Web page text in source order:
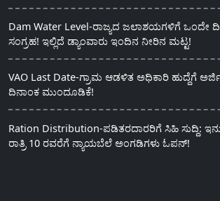
Dam Water Level-ರಾಜ್ಯದ ಜಲಾಶಯಗಳಿಗೆ ಒಂದೇ
ಸಂಗ್ರಹ! ಇಲ್ಲಿದೆ ಡ್ಯಾಂವಾರು ಇಂದಿನ ನೀರಿನ ಮಟ್ಟ!
VAO Last Date-ಗ್ರಾಮ ಆಡಳಿತ ಅಧಿಕಾರಿ ಹುದ್ದೆಗೆ
ದಿನಾಂಕ ಮುಂದೂಡಿಕೆ!
Ration Distribution-ಪಡಿತರದಾರರಿಗೆ ಸಿಹಿ ಸುದ್ದಿ:
ರಾತ್ರಿ 10 ರವರೆಗೆ ನ್ಯಾಯಬೆಲೆ ಅಂಗಡಿಗಳು ಓಪನ್!